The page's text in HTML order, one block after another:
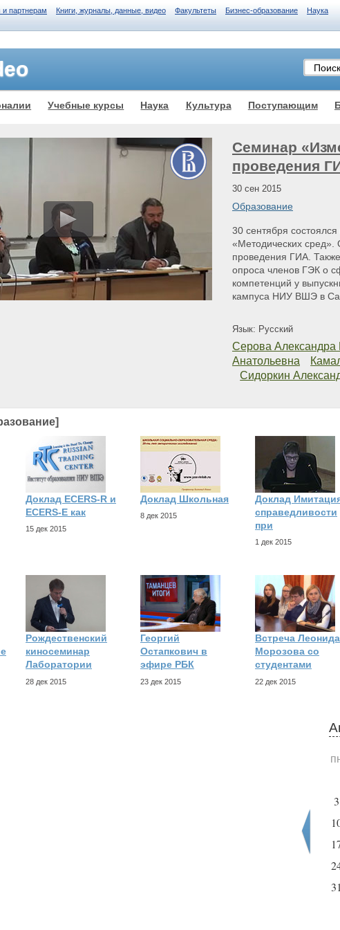
и партнерам Книги, журналы, данные, видео Факультеты Бизнес-образование Наука
Учебные курсы Наука Культура Поступающим
Семинар
проведения
30 сен 2015
Образование
30 сентября
«Методических
проведения ГИА.
опроса членов ГЭК о
компетенций у
кампуса НИУ ВШЭ в
Язык: Русский
Серова
Анатольевна
Сидоркин
Доклад ECERS-R и
ECERS-E как
15 дек 2015
Доклад Школьная
8 дек 2015
Доклад
справедливости
при
1 дек 2015
Рождественский
киносеминар
Лаборатории
28 дек 2015
Георгий
Остапкович в
эфире РБК
23 дек 2015
Встреча Леонида
Морозова со
студентами
22 дек 2015
3
31